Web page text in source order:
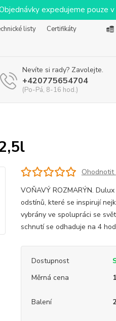
expedujeme pouze
listy
Certifikáty
Nevíte si rady? Zavolejte.
+420775654704
(Po-Pá, 8-16 hod.)
VOŇAVÝ ROZMARÝN.
odstínů, které se inspirují
vybrány ve spolupráci se
schnutí se odhaduje na 4
Dostupnost
Měrná cena
Balení